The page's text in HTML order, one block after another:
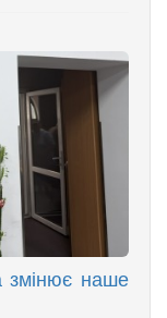
наше